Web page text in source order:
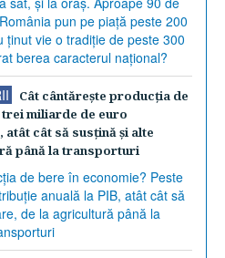
Cât cântăreşte producţia de
miliarde de euro
cât să susţină şi alte
până la transporturi